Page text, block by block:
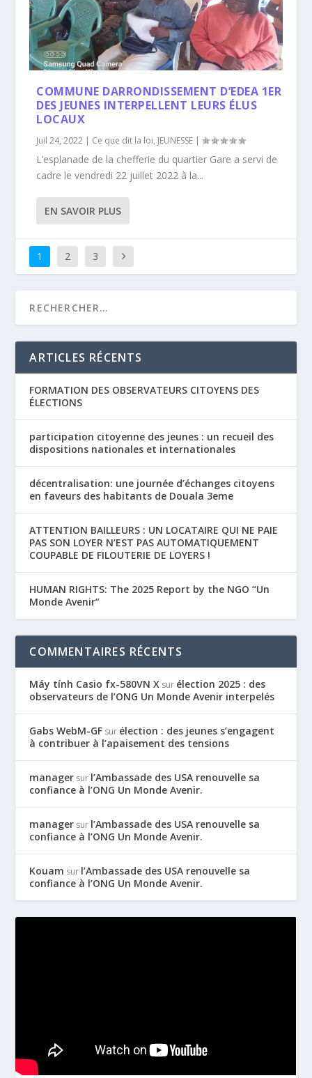
COMMUNE DARRONDISSEMENT D’EDEA 1ER
DES JEUNES INTERPELLENT LEURS ÉLUS
LOCAUX
Juil 24, 2022 | Ce que dit la loi, JEUNESSE |
L’esplanade de la chefferie du quartier Gare a servi de
cadre le vendredi 22 juillet 2022 à la...
EN SAVOIR PLUS
1 2 3
ARTICLES RÉCENTS
FORMATION DES OBSERVATEURS CITOYENS DES
ÉLECTIONS
participation citoyenne des jeunes : un recueil des
dispositions nationales et internationales
décentralisation: une journée d’échanges citoyens
en faveurs des habitants de Douala 3eme
ATTENTION BAILLEURS : UN LOCATAIRE QUI NE PAIE
PAS SON LOYER N’EST PAS AUTOMATIQUEMENT
COUPABLE DE FILOUTERIE DE LOYERS !
HUMAN RIGHTS: The 2025 Report by the NGO “Un
Monde Avenir”
COMMENTAIRES RÉCENTS
Máy tính Casio fx-580VN X sur élection 2025 : des
observateurs de l’ONG Un Monde Avenir interpelés
Gabs WebM-GF sur élection : des jeunes s’engagent
à contribuer à l’apaisement des tensions
manager sur l’Ambassade des USA renouvelle sa
confiance à l’ONG Un Monde Avenir.
manager sur l’Ambassade des USA renouvelle sa
confiance à l’ONG Un Monde Avenir.
Kouam sur l’Ambassade des USA renouvelle sa
confiance à l’ONG Un Monde Avenir.